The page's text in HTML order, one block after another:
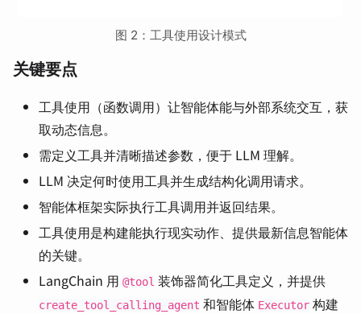
图 2：工具使用设计模式
关键要点
工具使用（函数调用）让智能体能与外部系统交互，获
取动态信息。
需定义工具并清晰描述参数，便于 LLM 理解。
LLM 决定何时使用工具并生成结构化调用请求。
智能体框架实际执行工具调用并返回结果。
工具使用是构建能执行现实动作、提供最新信息智能体
的关键。
LangChain 用 @tool 装饰器简化工具定义，并提供
create_tool_calling_agent 和智能体 Executor 构建